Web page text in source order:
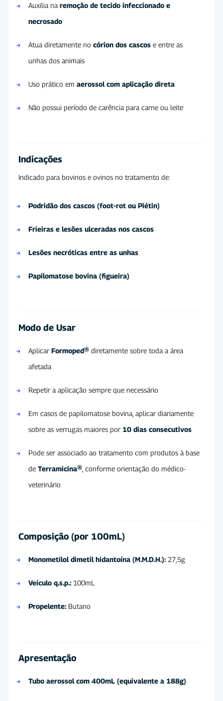
Auxilia na remoção de tecido infeccionado e
necrosado
Atua diretamente no córion dos cascos e entre as
unhas dos animais
Uso prático em aerossol com aplicação direta
Não possui período de carência para carne ou leite
Indicações
Indicado para bovinos e ovinos no tratamento de:
Podridão dos cascos (foot-rot ou Piétin)
Frieiras e lesões ulceradas nos cascos
Lesões necróticas entre as unhas
Papilomatose bovina (figueira)
Modo de Usar
AplicarFormoped® diretamente sobre toda a área
afetada
Repetir a aplicação sempre que necessário
Em casos de papilomatose bovina, aplicar diariamente
sobre as verrugas maiores por 10 dias consecutivos
Pode ser associado ao tratamento com produtos à base
de Terramicina® , conforme orientação do médico-
veterinário
Composição (por 100mL)
Monometilol dimetil hidantoína (M.M.D.H.): 27,5g
Veículo q.s.p.: 100mL
Propelente: Butano
Apresentação
Tubo aerossol com 400mL (equivalente a 188g)